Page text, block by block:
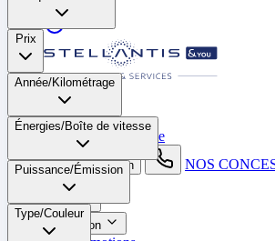
Sélectionnez une autre ville
search button - icon NOS
Neuf
Occasion
Prix
Année/Kilométrage
Énergies/Boîte de vitesse​
Puissance/Émission
Type/Couleur